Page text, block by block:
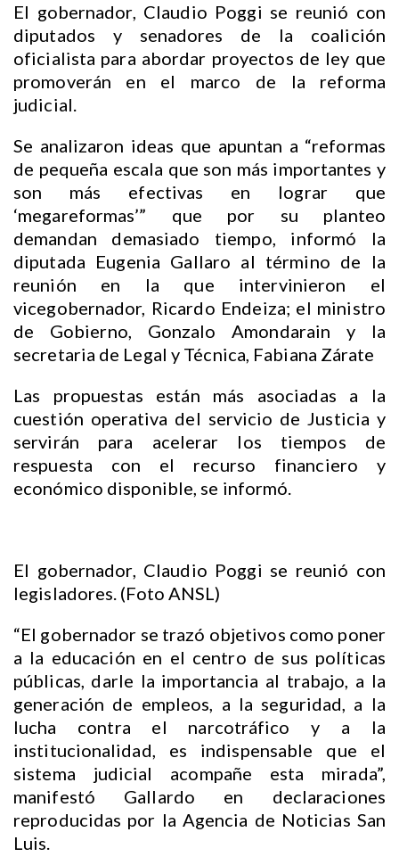
El gobernador, Claudio Poggi se reunió con
diputados y senadores de la coalición
oficialista para abordar proyectos de ley que
promoverán en el marco de la reforma
judicial.
Se analizaron ideas que apuntan a “reformas
de pequeña escala que son más importantes y
son más efectivas en lograr que
‘megareformas’” que por su planteo
demandan demasiado tiempo, informó la
diputada Eugenia Gallaro al término de la
reunión en la que intervinieron el
vicegobernador, Ricardo Endeiza; el ministro
de Gobierno, Gonzalo Amondarain y la
secretaria de Legal y Técnica, Fabiana Zárate
Las propuestas están más asociadas a la
cuestión operativa del servicio de Justicia y
servirán para acelerar los tiempos de
respuesta con el recurso financiero y
económico disponible, se informó.
El gobernador, Claudio Poggi se reunió con
legisladores. (Foto ANSL)
“El gobernador se trazó objetivos como poner
a la educación en el centro de sus políticas
públicas, darle la importancia al trabajo, a la
generación de empleos, a la seguridad, a la
lucha contra el narcotráfico y a la
institucionalidad, es indispensable que el
sistema judicial acompañe esta mirada”,
manifestó Gallardo en declaraciones
reproducidas por la Agencia de Noticias San
Luis.